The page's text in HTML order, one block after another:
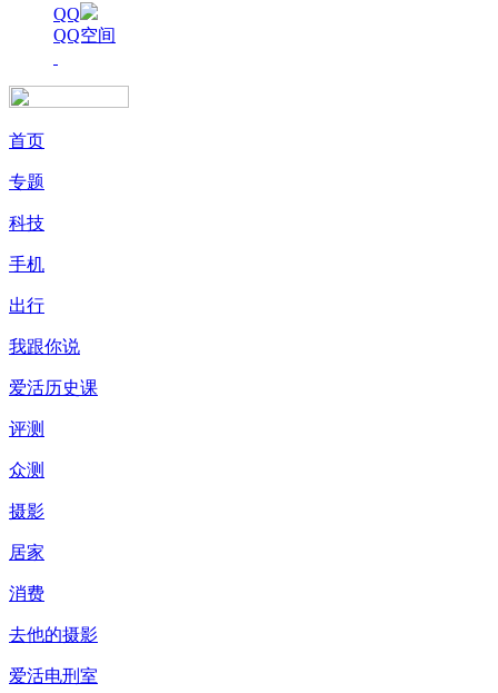
QQ
QQ空间
首页
专题
科技
手机
出行
我跟你说
爱活历史课
评测
众测
摄影
居家
消费
去他的摄影
爱活电刑室